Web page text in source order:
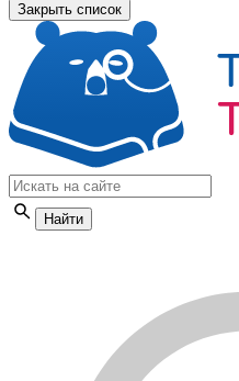
Закрыть список